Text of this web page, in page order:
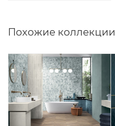
Похожие коллекции